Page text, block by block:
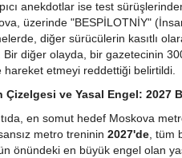
anekdotlar ise test
üzerinde "BЕSPİLOTNİY"
diğer sürücülerin kasıtlı
Bir diğer olayda, bir gazetecinin
hareket etmeyi reddettiği belirtildi.
Çizelgesi ve Yasal Engel: 2027
en somut hedef Moskova
metro treninin 2027'de, tüm
önündeki en büyük engel olan